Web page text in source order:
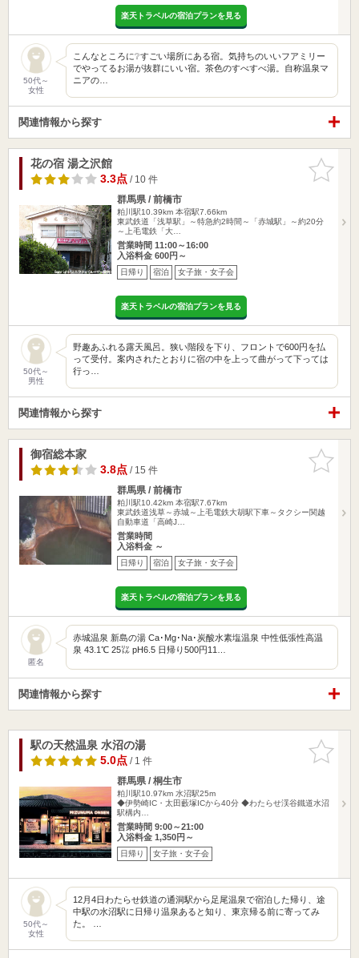
楽天トラベルの宿泊プランを見る
50代～
女性
こんなところに❔すごい場所にある宿。気持ちのいいフアミリー
でやってるお湯が抜群にいい宿。茶色のすべすべ湯。自称温泉マ
ニアの…
関連情報から探す
お気に入
りに追加
花の宿 湯之沢館
3.3点/ 10 件
群馬県 / 前橋市
粕川駅10.39km 本宿駅7.66km
東武鉄道「浅草駅」～特急約2時間～「赤城駅」～約20分
～上毛電鉄「大…
営業時間 11:00～16:00
入浴料金 600円～
日帰り 宿泊 女子旅・女子会
楽天トラベルの宿泊プランを見る
50代～
男性
野趣あふれる露天風呂。狭い階段を下り、フロントで600円を払
って受付。案内されたとおりに宿の中を上って曲がって下っては
行っ…
関連情報から探す
お気に入
りに追加
御宿総本家
3.8点/ 15 件
群馬県 / 前橋市
粕川駅10.42km 本宿駅7.67km
東武鉄道浅草～赤城～上毛電鉄大胡駅下車～タクシー関越
自動車道「高崎J…
営業時間
入浴料金 ～
日帰り 宿泊 女子旅・女子会
楽天トラベルの宿泊プランを見る
匿名
赤城温泉 新島の湯 Ca･Mg･Na･炭酸水素塩温泉 中性低張性高温
泉 43.1℃ 25㍑ pH6.5 日帰り500円11…
関連情報から探す
お気に入
りに追加
駅の天然温泉 水沼の湯
5.0点/ 1 件
群馬県 / 桐生市
粕川駅10.97km 水沼駅25m
◆伊勢崎IC・太田藪塚ICから40分 ◆わたらせ渓谷鐵道水沼
駅構内…
営業時間 9:00～21:00
入浴料金 1,350円～
日帰り 女子旅・女子会
50代～
女性
12月4日わたらせ鉄道の通洞駅から足尾温泉で宿泊した帰り、途
中駅の水沼駅に日帰り温泉あると知り、東京帰る前に寄ってみ
た。 …